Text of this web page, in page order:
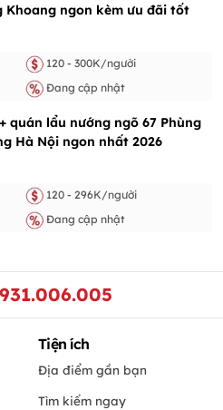
Khoang ngon kèm ưu đãi tốt
120 - 300K/người
Đang cập nhật
quán lẩu nướng ngõ 67 Phùng
Hà Nội ngon nhất 2026
120 - 296K/người
Đang cập nhật
Tiện ích
Địa điểm gần bạn
Tìm kiếm ngay